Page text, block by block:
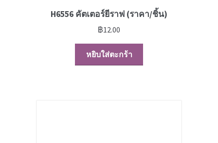
H6556 คัตเตอร์ยีราฟ (ราคา/ชิ้น)
฿12.00
หยิบใส่ตะกร้า